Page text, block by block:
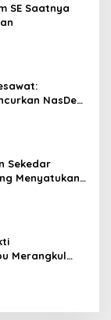
SE Saatnya
NasDem
Sekedar
Menyatukan
Merangkul